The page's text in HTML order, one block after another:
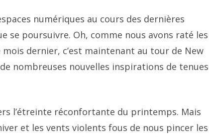
numériques au cours des dernières
se poursuivre. Oh, comme nous avons raté les
dernier, c’est maintenant au tour de New
nombreuses nouvelles inspirations de tenues
l’étreinte réconfortante du printemps. Mais
et les vents violents fous de nous pincer les